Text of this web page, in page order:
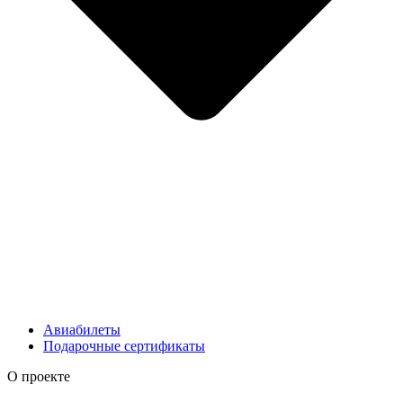
Авиабилеты
Подарочные сертификаты
О проекте